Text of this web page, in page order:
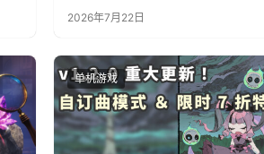
2026年7月22日
单机游戏